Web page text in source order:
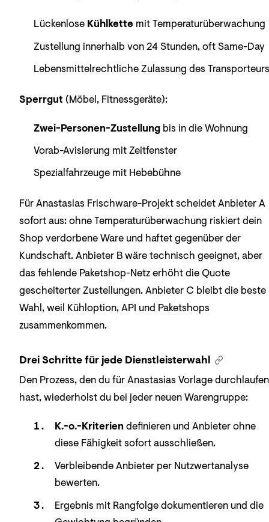
Lückenlose Kühlkette mit Temperaturüberwachung
Zustellung innerhalb von 24 Stunden, oft Same-Day
Lebensmittelrechtliche Zulassung des Transporteurs
Sperrgut (Möbel, Fitnessgeräte):
Zwei-Personen-Zustellung bis in die Wohnung
Vorab-Avisierung mit Zeitfenster
Spezialfahrzeuge mit Hebebühne
Für Anastasias Frischware-Projekt scheidet Anbieter A
sofort aus: ohne Temperaturüberwachung riskiert dein
Shop verdorbene Ware und haftet gegenüber der
Kundschaft. Anbieter B wäre technisch geeignet, aber
das fehlende Paketshop-Netz erhöht die Quote
gescheiterter Zustellungen. Anbieter C bleibt die beste
Wahl, weil Kühloption, API und Paketshops
zusammenkommen.
Drei Schritte für jede Dienstleisterwahl
Den Prozess, den du für Anastasias Vorlage durchlaufen
hast, wiederholst du bei jeder neuen Warengruppe:
K.-o.-Kriterien definieren und Anbieter ohne
diese Fähigkeit sofort ausschließen.
Verbleibende Anbieter per Nutzwertanalyse
bewerten.
Ergebnis mit Rangfolge dokumentieren und die